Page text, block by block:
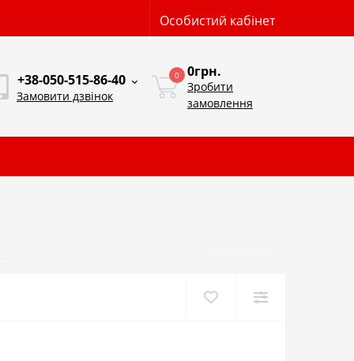
Особистий кабінет
+38-050-515-86-40
Замовити дзвінок
0 0грн.
Зробити
замовлення